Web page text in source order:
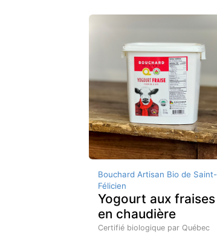
Bouchard Artisan Bio de Saint-
Félicien
Yogourt aux fraises
en chaudière
Certifié biologique par Québec